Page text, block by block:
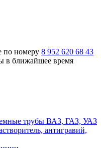
по номеру 8 952 620 68 43
в ближайшее время
трубы ВАЗ, ГАЗ, УАЗ
антигравий,